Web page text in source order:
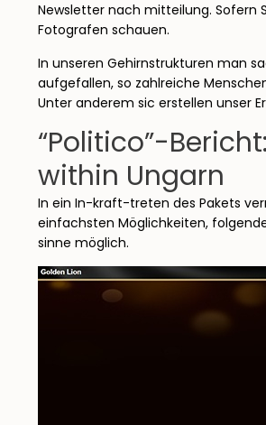
Newsletter nach mitteilung. Sofern
Fotografen schauen.
In unseren Gehirnstrukturen man
aufgefallen, so zahlreiche
Unter anderem sic erstellen unser
“Politico”-
within Ungarn
In ein In-kraft-treten des Pakets
einfachsten Möglichkeiten,
sinne möglich.